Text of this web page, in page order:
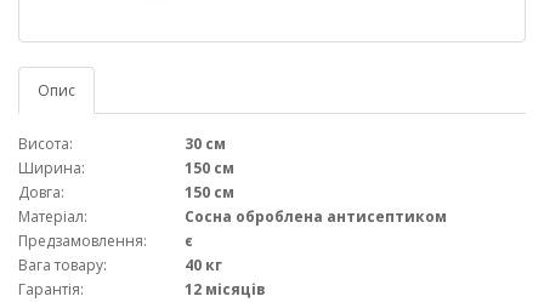
Опис
Висота:
30 см
Ширина:
150 см
Довга:
150 см
Матеріал:
Сосна оброблена антисептиком
Предзамовлення:
є
Вага товару:
40 кг
Гарантія:
12 місяців